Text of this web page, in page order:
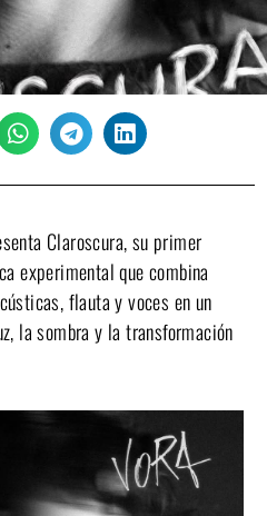
Claroscura, su primer
experimental que combina
flauta y voces en un
la sombra y la transformación